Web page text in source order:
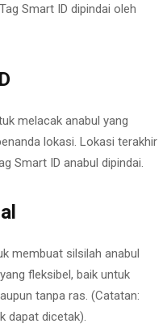
Smart ID dipindai oleh
melacak anabul yang
lokasi. Lokasi terakhir
Smart ID anabul dipindai.
membuat silsilah anabul
fleksibel, baik untuk
tanpa ras. (Catatan:
dapat dicetak).